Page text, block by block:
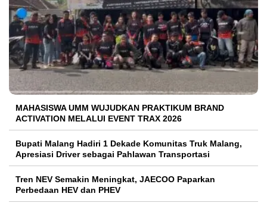
MAHASISWA UMM WUJUDKAN PRAKTIKUM BRAND
ACTIVATION MELALUI EVENT TRAX 2026
Bupati Malang Hadiri 1 Dekade Komunitas Truk Malang,
Apresiasi Driver sebagai Pahlawan Transportasi
Tren NEV Semakin Meningkat, JAECOO Paparkan
Perbedaan HEV dan PHEV